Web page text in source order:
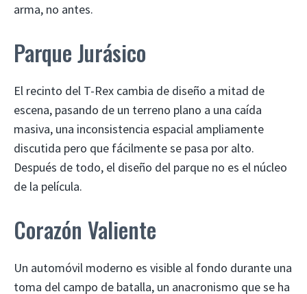
arma, no antes.
Parque Jurásico
El recinto del T-Rex cambia de diseño a mitad de
escena, pasando de un terreno plano a una caída
masiva, una inconsistencia espacial ampliamente
discutida pero que fácilmente se pasa por alto.
Después de todo, el diseño del parque no es el núcleo
de la película.
Corazón Valiente
Un automóvil moderno es visible al fondo durante una
toma del campo de batalla, un anacronismo que se ha